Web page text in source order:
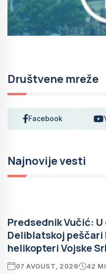
Društvene mreže
Facebook
Najnovije vesti
Predsednik Vučić:
Deliblatskoj peščari
helikopteri Vojske
07 AVGUST, 2026 42